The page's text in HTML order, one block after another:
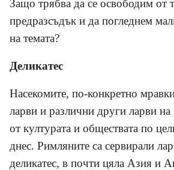
Защо трябва да се освободим от
предразсъдък и да погледнем
на темата?
Деликатес
Насекомите, по-конкретно
ларви и различни други ларви
от културата и обществата по
днес. Римляните са сервирали
деликатес, в почти цяла Азия и